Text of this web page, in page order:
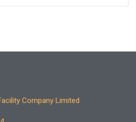
Company Limited